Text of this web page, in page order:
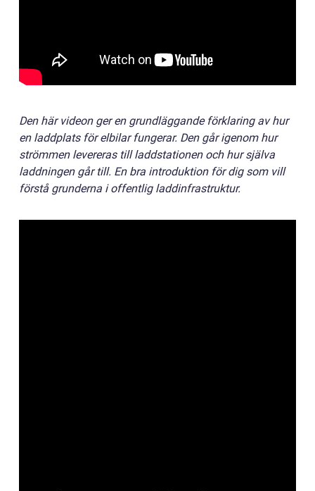
Den här videon ger en grundläggande förklaring av hur
en laddplats för elbilar fungerar. Den går igenom hur
strömmen levereras till laddstationen och hur själva
laddningen går till. En bra introduktion för dig som vill
förstå grunderna i offentlig laddinfrastruktur.